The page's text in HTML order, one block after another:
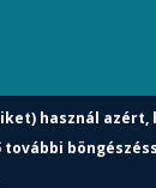
használ